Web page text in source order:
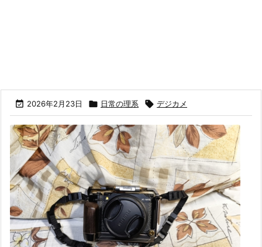
 2026年2月23日  日常の理系  デジカメ